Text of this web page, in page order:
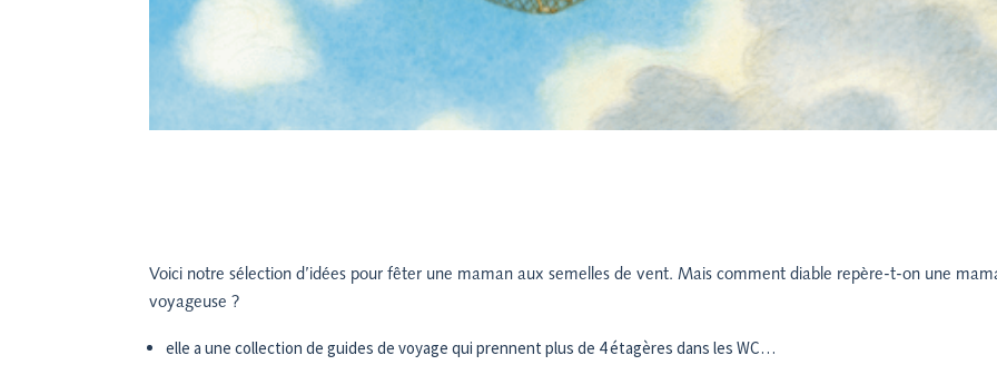
Voici notre sélection d’idées pour fêter une maman aux semelles de vent. Mais comment diable repère-t-on une
voyageuse ?
elle a une collection de guides de voyage qui prennent plus de 4 étagères dans les WC…